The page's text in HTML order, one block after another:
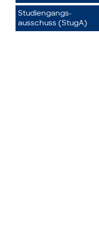
Studiengangs­
ausschuss (StugA)